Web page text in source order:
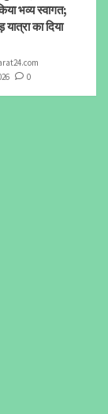
भव्य स्वागत;
का दिया
0